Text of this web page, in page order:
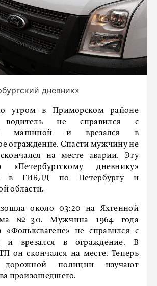
дневник»
утром в Приморском районе
водитель не справился с
машиной и врезался в
ограждение. Спасти мужчину не
на месте аварии. Эту
«Петербургскому дневнику»
в ГИБДД по Петербургу и
области.
около 03:20 на Яхтенной
№30. Мужчина 1964 года
не справился с
и врезался в ограждение. В
он скончался на месте. Теперь
дорожной полиции изучают
произошедшего.